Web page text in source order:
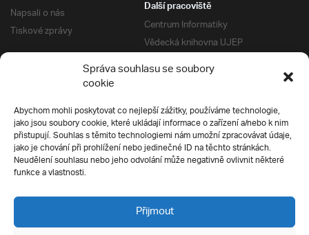
Správa souhlasu se soubory
cookie
Abychom mohli poskytovat co nejlepší zážitky, používáme technologie,
jako jsou soubory cookie, které ukládají informace o zařízení a/nebo k nim
přistupují. Souhlas s těmito technologiemi nám umožní zpracovávat údaje,
jako je chování při prohlížení nebo jedinečné ID na těchto stránkách.
Neudělení souhlasu nebo jeho odvolání může negativně ovlivnit některé
funkce a vlastnosti.
Přijmout
Napsali o nás
Tiskové zprávy
Další pracoviště
Centrum Informatiky
Vědecká knihovna UJEP
Správa kolejí a menz
Univerzitní centrum podpory
Silverius
Pro uchazeče
Přijímací řízení
E-prihlaska
Přípravné kurzy
Ochrana soukromí